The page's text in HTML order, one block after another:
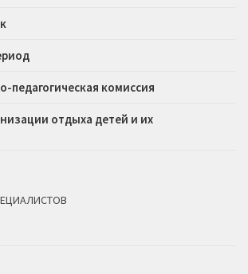
педагогическая комиссия
отдыха детей и их